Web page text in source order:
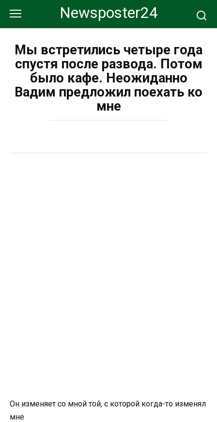
контенту
Newsposter24
Мы встретились четыре года
спустя после развода. Потом
было кафе. Неожиданно
Вадим предложил поехать ко
мне
Он изменяет со мной той, с которой когда-то изменял
мне